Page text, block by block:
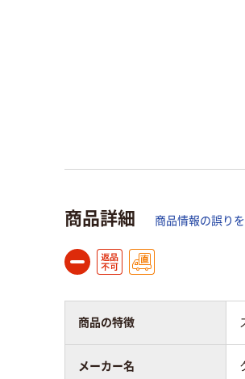
商品詳細 商品情報の誤り
商品の特徴
メーカー名